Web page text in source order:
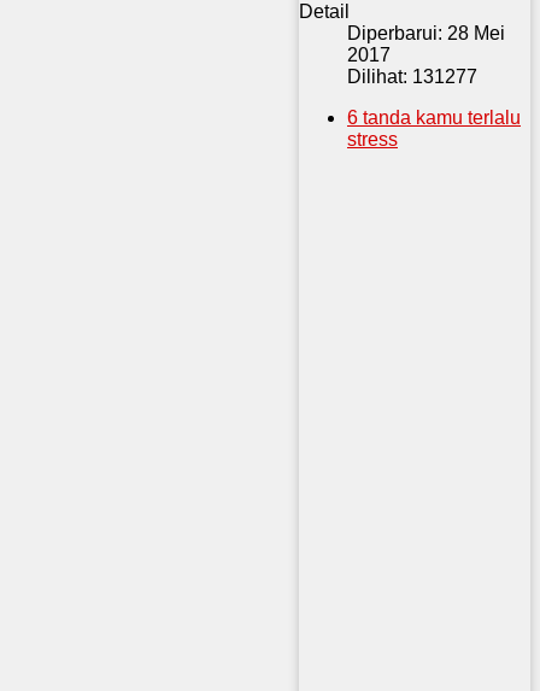
Detail
Diperbarui: 28 Mei
2017
Dilihat: 131277
6 tanda kamu terlalu
stress